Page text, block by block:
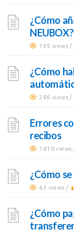
¿Cómo
NEUBOX?
165 views /
¿Cómo
286 views /
Errores
recibos
1810 views
¿Cómo
63 views /
¿Cómo